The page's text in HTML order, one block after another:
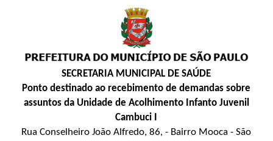
SECRETARIA MUNICIPAL DE SAÚDE
Ponto destinado ao recebimento de demandas sobre
assuntos da Unidade de Acolhimento Infanto Juvenil
Cambuci I
Rua Conselheiro João Alfredo, 86, - Bairro Mooca - São